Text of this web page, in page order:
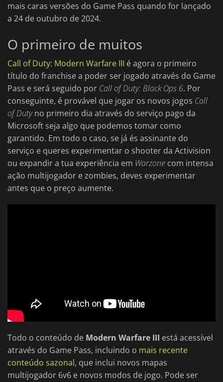
mais caras versões do Game Pass quando for lançado
a 24 de outubro de 2024.
O primeiro de muitos
Call of Duty: Modern Warfare III é agora o primeiro
título do franchise a poder ser jogado através do Game
Pass e será seguido por Call of Duty: Black Ops 6. Por
conseguinte, é provável que jogar os novos jogos Call
of Dutyno primeiro dia através do serviço pago da
Microsoft seja algo que podemos tomar como
garantido. Em todo o caso, se já és assinante do
serviço e queres experimentar o shooter da Activision
ou expandir a tua experiência em Warzone com intensa
ação multijogador e zombies, deves experimentar
antes que o preço aumente.
Todo o conteúdo de Modern Warfare III está acessível
através do Game Pass, incluindo o mais recente
conteúdo sazonal, que inclui novos mapas
multijogador 6v6 e novos modos de jogo. Pode ser